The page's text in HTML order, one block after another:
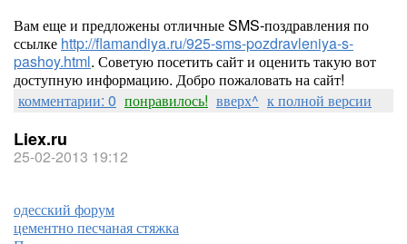
Вам еще и предложены отличные SMS-поздравления по
ссылке http://flamandiya.ru/925-sms-pozdravleniya-s-
pashoy.html. Советую посетить сайт и оценить такую вот
доступную информацию. Добро пожаловать на сайт!
комментарии: 0 понравилось! вверх^ к полной версии
Liex.ru
25-02-2013 19:12
одесский форум
цементно песчаная стяжка